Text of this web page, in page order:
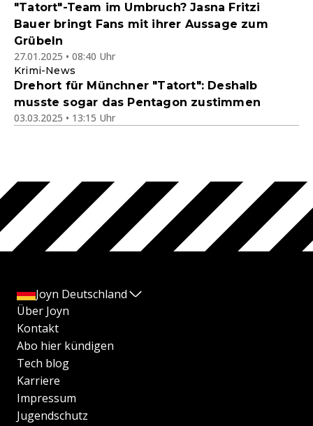
"Tatort"-Team im Umbruch? Jasna Fritzi
Bauer bringt Fans mit ihrer Aussage zum
Grübeln
27.01.2025 • 08:40 Uhr
Krimi-News
Drehort für Münchner "Tatort": Deshalb
musste sogar das Pentagon zustimmen
03.03.2025 • 13:15 Uhr
Joyn Deutschland
Über Joyn
Kontakt
Abo hier kündigen
Tech blog
Karriere
Impressum
Jugendschutz